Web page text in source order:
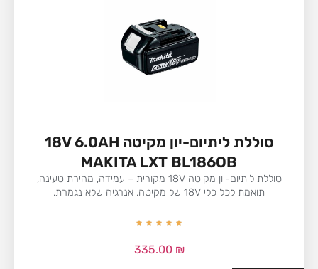
סוללת ליתיום-יון מקיטה 18V 6.0AH
MAKITA LXT BL186OB
סוללת ליתיום-יון מקיטה 18V מקורית – עמידה, מהירת טעינה,
תואמת לכל כלי 18V של מקיטה. אנרגיה שלא נגמרת.
335.00 ₪